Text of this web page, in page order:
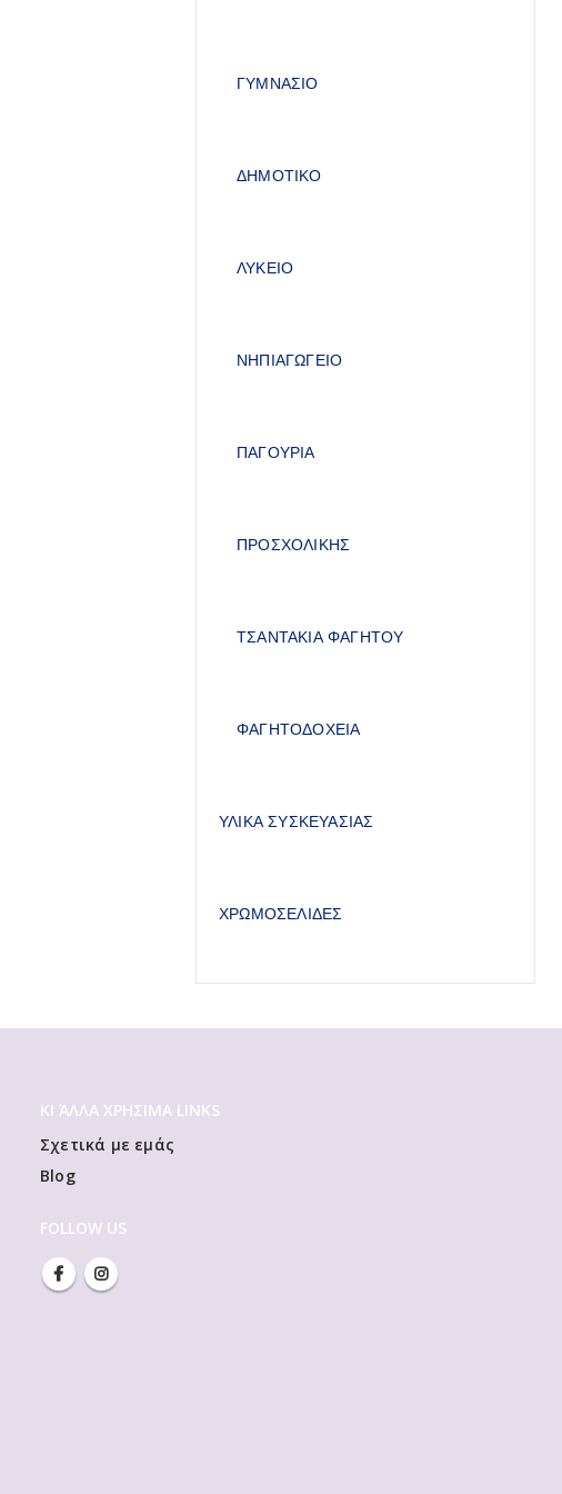
ΓΥΜΝΑΣΙΟ
ΔΗΜΟΤΙΚΟ
ΛΥΚΕΙΟ
ΝΗΠΙΑΓΩΓΕΙΟ
ΠΑΓΟΥΡΙΑ
ΠΡΟΣΧΟΛΙΚΗΣ
ΤΣΑΝΤΑΚΙΑ ΦΑΓΗΤΟΥ
ΦΑΓΗΤΟΔΟΧΕΙΑ
ΥΛΙΚΑ ΣΥΣΚΕΥΑΣΙΑΣ
ΧΡΩΜΟΣΕΛΙΔΕΣ
ΚΙ ΆΛΛΑ ΧΡΗΣΙΜΑ LINKS
Σχετικά με εμάς
Blog
FOLLOW US